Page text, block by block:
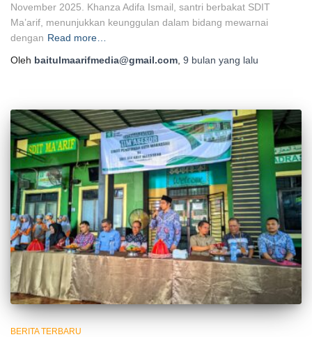
November 2025. Khanza Adifa Ismail, santri berbakat SDIT
Ma’arif, menunjukkan keunggulan dalam bidang mewarnai
dengan Read more…
Oleh baitulmaarifmedia@gmail.com 9 bulan yang lalu
BERITA TERBARU